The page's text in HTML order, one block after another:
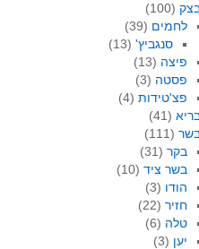
(100)
לחמים (39)
סנגביץ'(13)
פיצה (13)
פסטה (3)
פצ'טידות (4)
(41)
(111)
בקר (31)
בשר ציד (10)
הודו (3)
חזיר (22)
טלה (6)
יען (3)